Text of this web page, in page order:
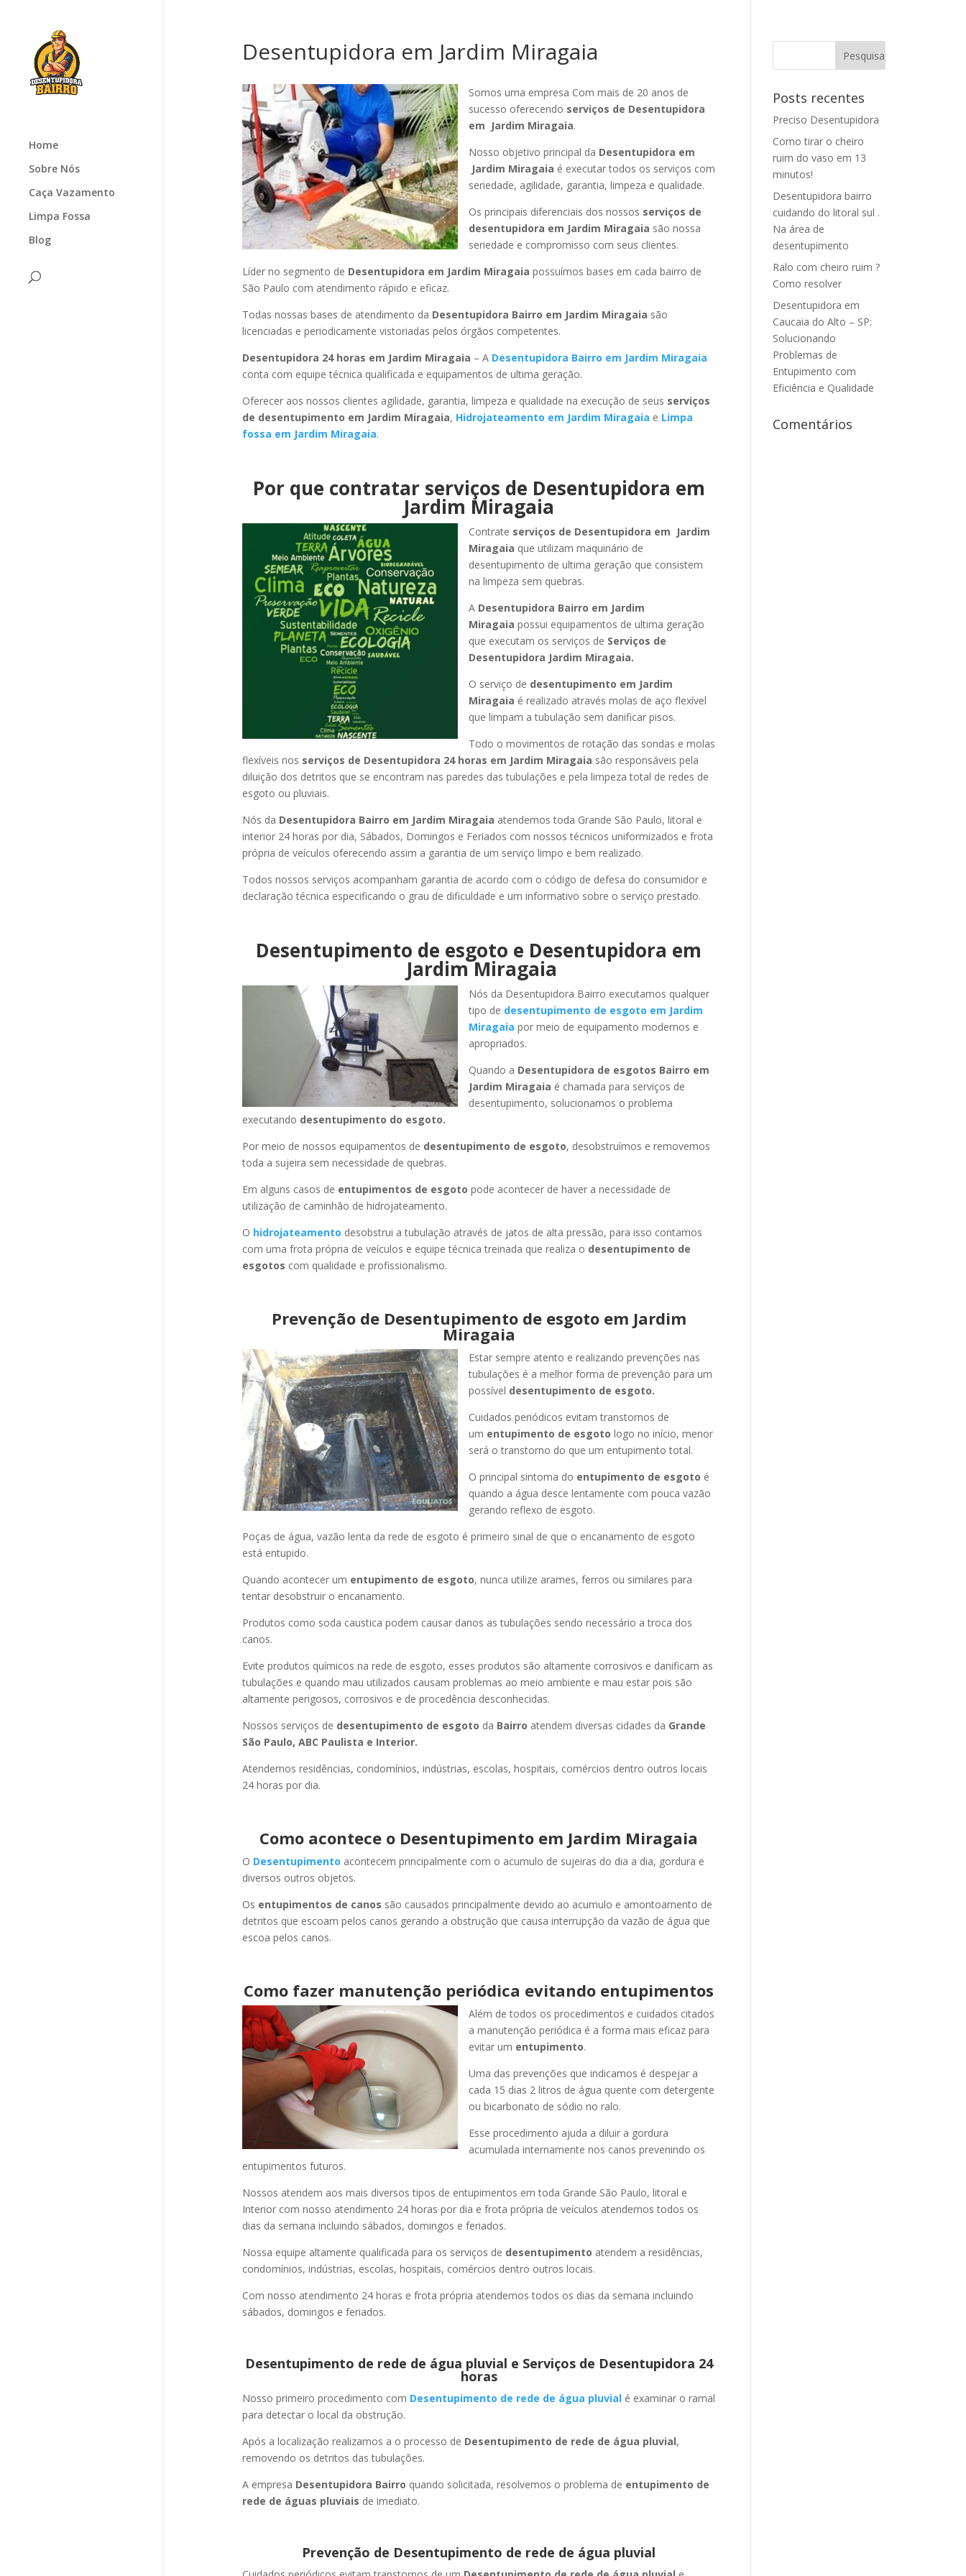
Home
Sobre Nós
Caça Vazamento
Limpa Fossa
Blog
Desentupidora em Jardim Miragaia
Somos uma empresa Com mais de 20 anos de
sucesso oferecendo serviços de Desentupidora
em Jardim Miragaia.
Nosso objetivo principal da Desentupidora em
Jardim Miragaia é executar todos os serviços com
seriedade, agilidade, garantia, limpeza e qualidade.
Os principais diferenciais dos nossos serviços de
desentupidora em Jardim Miragaia são nossa
seriedade e compromisso com seus clientes.
Líder no segmento de Desentupidora em Jardim Miragaia possuímos bases em cada bairro de
São Paulo com atendimento rápido e eficaz.
Todas nossas bases de atendimento da Desentupidora Bairro em Jardim Miragaia são
licenciadas e periodicamente vistoriadas pelos órgãos competentes.
Desentupidora 24 horas em Jardim Miragaia – A Desentupidora Bairro em Jardim Miragaia
conta com equipe técnica qualificada e equipamentos de ultima geração.
Oferecer aos nossos clientes agilidade, garantia, limpeza e qualidade na execução de seus serviços
de desentupimento em Jardim Miragaia, Hidrojateamento em Jardim Miragaia e Limpa
fossa em Jardim Miragaia.
Por que contratar serviços de Desentupidora em
Jardim Miragaia
Contrate serviços de Desentupidora em Jardim
Miragaia que utilizam maquinário de
desentupimento de ultima geração que consistem
na limpeza sem quebras.
A Desentupidora Bairro em Jardim
Miragaia possui equipamentos de ultima geração
que executam os serviços de Serviços de
Desentupidora Jardim Miragaia.
O serviço de desentupimento em Jardim
Miragaia é realizado através molas de aço flexível
que limpam a tubulação sem danificar pisos.
Todo o movimentos de rotação das sondas e molas
flexíveis nos serviços de Desentupidora 24 horas em Jardim Miragaia são responsáveis pela
diluição dos detritos que se encontram nas paredes das tubulações e pela limpeza total de redes de
esgoto ou pluviais.
Nós da Desentupidora Bairro em Jardim Miragaia atendemos toda Grande São Paulo, litoral e
interior 24 horas por dia, Sábados, Domingos e Feriados com nossos técnicos uniformizados e frota
própria de veículos oferecendo assim a garantia de um serviço limpo e bem realizado.
Todos nossos serviços acompanham garantia de acordo com o código de defesa do consumidor e
declaração técnica especificando o grau de dificuldade e um informativo sobre o serviço prestado.
Desentupimento de esgoto e Desentupidora em
Jardim Miragaia
Nós da Desentupidora Bairro executamos qualquer
tipo de desentupimento de esgoto em Jardim
Miragaia por meio de equipamento modernos e
apropriados.
Quando a Desentupidora de esgotos Bairro em
Jardim Miragaia é chamada para serviços de
desentupimento, solucionamos o problema
executando desentupimento do esgoto.
Por meio de nossos equipamentos de desentupimento de esgoto, desobstruímos e removemos
toda a sujeira sem necessidade de quebras.
Em alguns casos de entupimentos de esgoto pode acontecer de haver a necessidade de
utilização de caminhão de hidrojateamento.
O hidrojateamento desobstrui a tubulação através de jatos de alta pressão, para isso contamos
com uma frota própria de veículos e equipe técnica treinada que realiza o desentupimento de
esgotos com qualidade e profissionalismo.
Prevenção de Desentupimento de esgoto em Jardim
Miragaia
Estar sempre atento e realizando prevenções nas
tubulações é a melhor forma de prevenção para um
possível desentupimento de esgoto.
Cuidados periódicos evitam transtornos de
um entupimento de esgoto logo no início, menor
será o transtorno do que um entupimento total.
O principal sintoma do entupimento de esgoto é
quando a água desce lentamente com pouca vazão
gerando reflexo de esgoto.
Poças de água, vazão lenta da rede de esgoto é primeiro sinal de que o encanamento de esgoto
está entupido.
Quando acontecer um entupimento de esgoto, nunca utilize arames, ferros ou similares para
tentar desobstruir o encanamento.
Produtos como soda caustica podem causar danos as tubulações sendo necessário a troca dos
canos.
Evite produtos químicos na rede de esgoto, esses produtos são altamente corrosivos e danificam as
tubulações e quando mau utilizados causam problemas ao meio ambiente e mau estar pois são
altamente perigosos, corrosivos e de procedência desconhecidas.
Nossos serviços de desentupimento de esgoto da Bairro atendem diversas cidades da Grande
São Paulo, ABC Paulista e Interior.
Atendemos residências, condomínios, indústrias, escolas, hospitais, comércios dentro outros locais
24 horas por dia.
Como acontece o Desentupimento em Jardim Miragaia
O Desentupimento acontecem principalmente com o acumulo de sujeiras do dia a dia, gordura e
diversos outros objetos.
Os entupimentos de canos são causados principalmente devido ao acumulo e amontoamento de
detritos que escoam pelos canos gerando a obstrução que causa interrupção da vazão de água que
escoa pelos canos.
Como fazer manutenção periódica evitando entupimentos
Além de todos os procedimentos e cuidados citados
a manutenção periódica é a forma mais eficaz para
evitar um entupimento.
Uma das prevenções que indicamos é despejar a
cada 15 dias 2 litros de água quente com detergente
ou bicarbonato de sódio no ralo.
Esse procedimento ajuda a diluir a gordura
acumulada internamente nos canos prevenindo os
entupimentos futuros.
Nossos atendem aos mais diversos tipos de entupimentos em toda Grande São Paulo, litoral e
Interior com nosso atendimento 24 horas por dia e frota própria de veículos atendemos todos os
dias da semana incluindo sábados, domingos e feriados.
Nossa equipe altamente qualificada para os serviços de desentupimento atendem a residências,
condomínios, indústrias, escolas, hospitais, comércios dentro outros locais.
Com nosso atendimento 24 horas e frota própria atendemos todos os dias da semana incluindo
sábados, domingos e feriados.
Desentupimento de rede de água pluvial e Serviços de Desentupidora 24
horas
Nosso primeiro procedimento com Desentupimento de rede de água pluvialé examinar o ramal
para detectar o local da obstrução.
Após a localização realizamos a o processo de Desentupimento de rede de água pluvial,
removendo os detritos das tubulações.
A empresa Desentupidora Bairro quando solicitada, resolvemos o problema de entupimento de
rede de águas pluviais de imediato.
Prevenção de Desentupimento de rede de água pluvial
Posts recentes
Preciso Desentupidora
Como tirar o cheiro
ruim do vaso em 13
minutos!
Desentupidora bairro
cuidando do litoral sul .
Na área de
desentupimento
Ralo com cheiro ruim ?
Como resolver
Desentupidora em
Caucaia do Alto – SP:
Solucionando
Problemas de
Entupimento com
Eficiência e Qualidade
Comentários